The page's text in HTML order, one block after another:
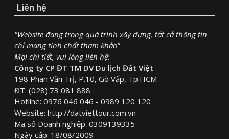
Liên hệ
"Website đang trong quá trình xây dựng, tất cả thông tin
chỉ mang tính chất tham khảo"
Mọi chi tiết, vui lòng liên hệ:
Công ty CP ĐT TM DV Du lịch Đất Việt
198 Phan Văn Trị, P.10, Gò Vấp, Tp.HCM
ĐT: (028) 73 081 888
Hotline: 0976 046 046 - 0989 120 120
Website: http://datviettour.com.vn
Mã số Doanh nghiệp: 0309139335
Ngày cấp: 18/08/2009